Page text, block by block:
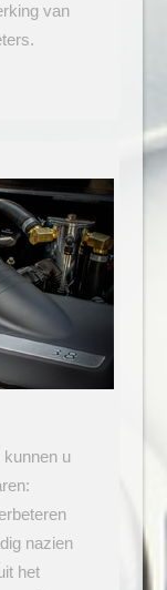
van
u
nazien
het